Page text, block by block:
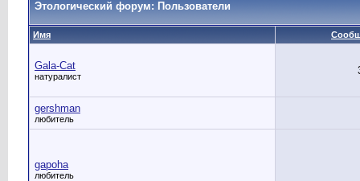
Этологический форум: Пользователи
Имя
Gala-Cat
натуралист
gershman
любитель
gapoha
любитель